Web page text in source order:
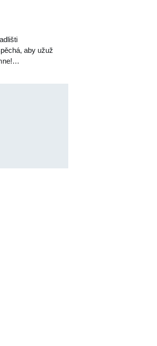
aby užuž